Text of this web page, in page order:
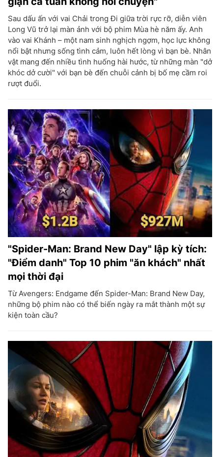
Sau dấu ấn với vai Chải trong Đi giữa trời rực rỡ, diễn viên
Long Vũ trở lại màn ảnh với bộ phim Mùa hè năm ấy. Anh
vào vai Khánh – một nam sinh nghịch ngợm, học lực không
nổi bật nhưng sống tình cảm, luôn hết lòng vì bạn bè. Nhân
vật mang đến nhiều tình huống hài hước, từ những màn "dở
khóc dở cười" với bạn bè đến chuỗi cảnh bị bố mẹ cầm roi
rượt đuổi.
"Spider-Man: Brand New Day" lập kỳ tích:
"Điểm danh" Top 10 phim "ăn khách" nhất
mọi thời đại
Từ Avengers: Endgame đến Spider-Man: Brand New Day,
những bộ phim nào có thể biến ngày ra mắt thành một sự
kiện toàn cầu?